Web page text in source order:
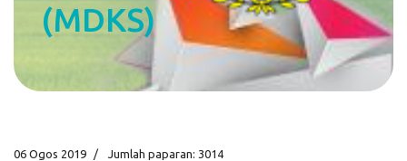
(MDKS)
06 Ogos 2019 Jumlah paparan: 3014